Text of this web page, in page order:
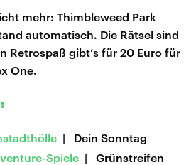
mehr: Thimbleweed Park
automatisch. Die Rätsel sind
Retrospaß gibt’s für 20 Euro für
One.
| Dein Sonntag
Spiele | Grünstreifen